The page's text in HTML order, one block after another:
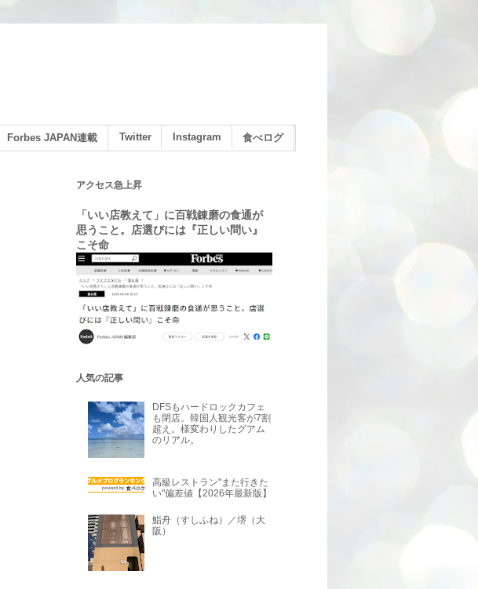
Forbes JAPAN連載 Twitter Instagram 食べログ
アクセス急上昇
「いい店教えて」に百戦錬磨の食通が
思うこと。店選びには『正しい問い』
こそ命
人気の記事
DFSもハードロックカフェ
も閉店。韓国人観光客が7割
超え。様変わりしたグアム
のリアル。
高級レストラン"また行きた
い"偏差値【2026年最新版】
鮨舟（すしふね）／堺（大
阪）